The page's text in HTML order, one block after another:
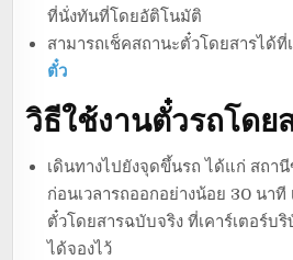
ที่นั่งทันที่โดยอัติโนมัติ
สามารถเช็คสถานะตั๋วโดยสารได้ที่
ตั๋ว
วิธีใช้งานตั๋วรถโดย
เดินทางไปยังจุดขึ้นรถ ได้แก่ สถา
ก่อนเวลารถออกอย่างน้อย 30 นา
ตั๋วโดยสารฉบับจริง ที่เคาร์เตอร์บ
ได้จองไว้